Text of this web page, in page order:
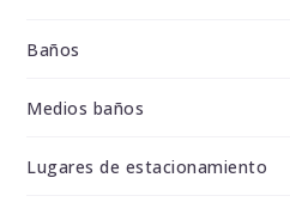
Baños
Medios baños
Lugares de estacionamiento